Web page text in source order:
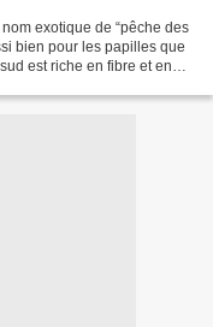
exotique de “pêche des
bien pour les papilles que
est riche en fibre et en